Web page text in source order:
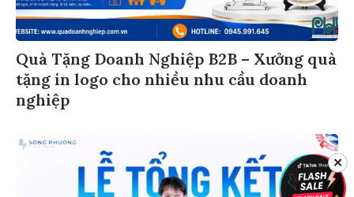
Quà Tặng Doanh Nghiệp B2B – Xưởng quà
tặng in logo cho nhiều nhu cầu doanh
nghiệp
✕